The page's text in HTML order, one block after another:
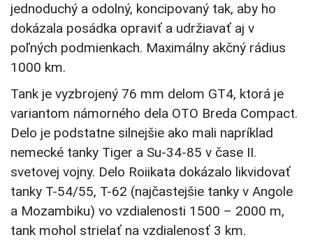
jednoduchý a odolný, koncipovaný tak, aby ho
dokázala posádka opraviť a udržiavať aj v
poľných podmienkach. Maximálny akčný rádius
1000 km.
Tank je vyzbrojený 76 mm delom GT4, ktorá je
variantom námorného dela OTO Breda Compact.
Delo je podstatne silnejšie ako mali napríklad
nemecké tanky Tiger a Su-34-85 v čase II.
svetovej vojny. Delo Roiikata dokázalo likvidovať
tanky T-54/55, T-62 (najčastejšie tanky v Angole
a Mozambiku) vo vzdialenosti 1500 – 2000 m,
tank mohol strielať na vzdialenosť 3 km.